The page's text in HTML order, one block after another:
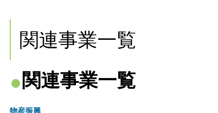
関連事業一覧
関連事業一覧
物産振興